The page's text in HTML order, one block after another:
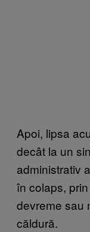
Apoi, lipsa
decât la un
administrativ
în colaps,
devreme sau
căldură.